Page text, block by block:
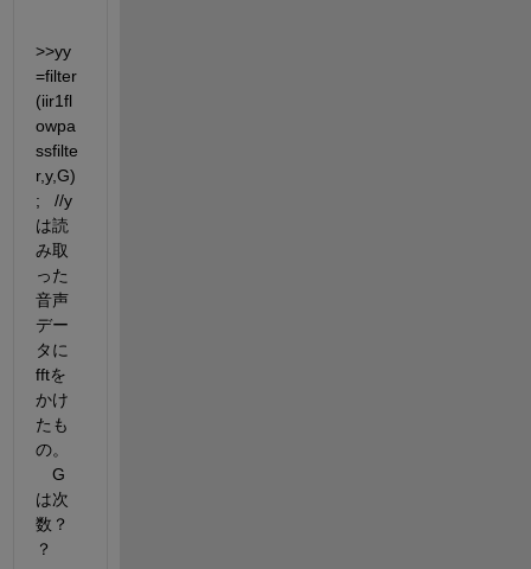
>>yy
=filter
(iir1fl
owpa
ssfilte
r,y,G)
;   //y
は読
み取
った
音声
デー
タに
fftを
かけ
たも
の。
G
は次
数？
？